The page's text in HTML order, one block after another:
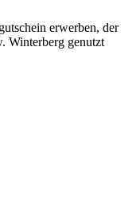
erwerben, der
Winterberg genutzt